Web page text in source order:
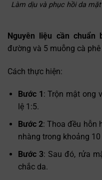
Làm dịu và phục hồi da
Nguyên liệu cần chuẩn
đường và 5 muỗng cà phê
Cách thực hiện:
Bước 1 : Trộn mật ong
lệ 1:5.
Bước 2: Thoa đều hỗn
nhàng trong khoảng
Bước 3: Sau đó, rửa
chắc da.